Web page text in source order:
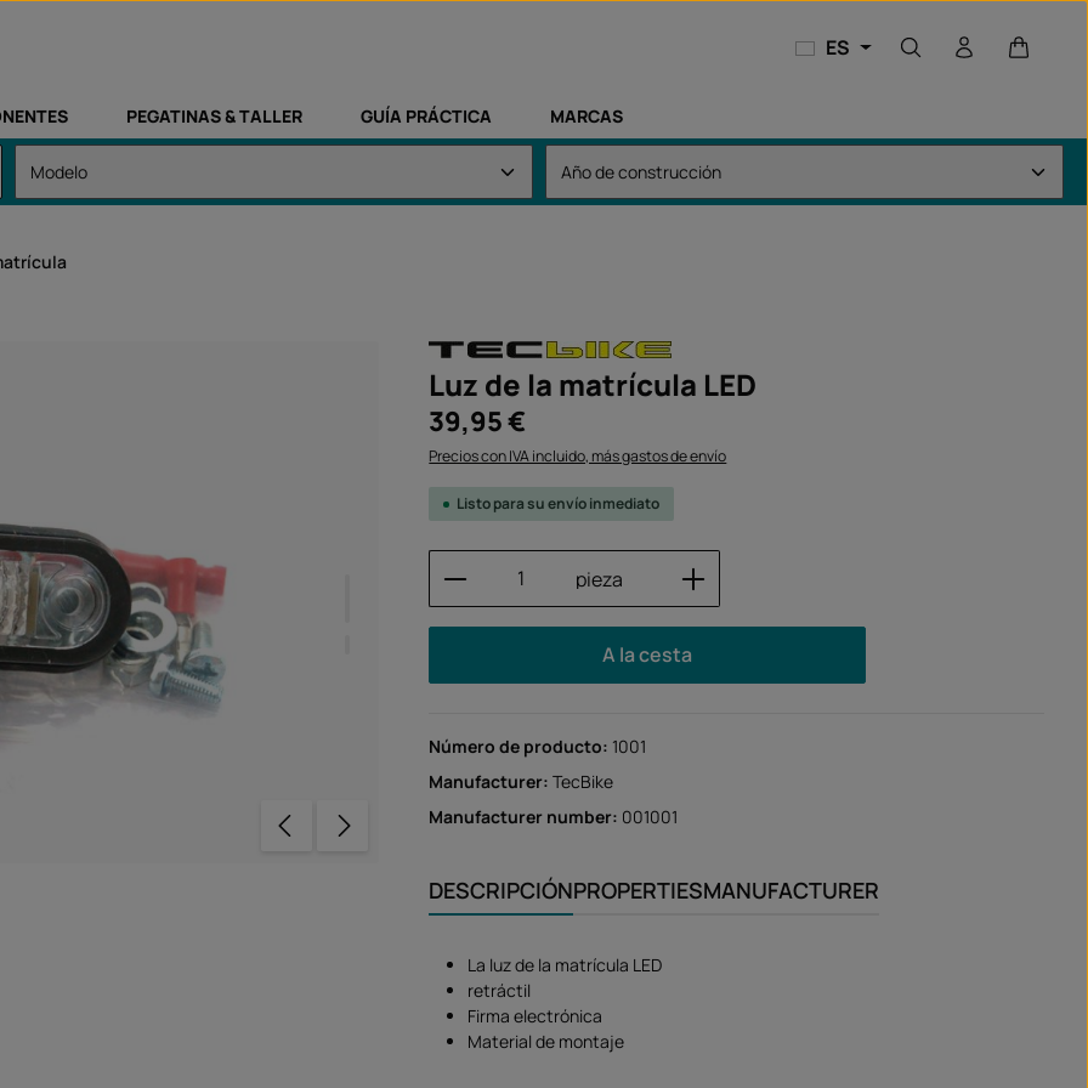
ES El
PEGATINAS & TALLER GUÍA PRÁCTICA MARCAS
Luz de la matrícula LED
Precio normal:
39,95 €
Precios con IVA incluido, más gastos de envío
Listo para su envío inmediato
Cantidad del producto: introduce la cantidad
pieza
A la cesta
Número de producto: 1001
Manufacturer:TecBike
Manufacturer number: 001001
DESCRIPCIÓNPROPERTIESMANUFACTURER
La luz de la matrícula LED
retráctil
Firma electrónica
Material de montaje